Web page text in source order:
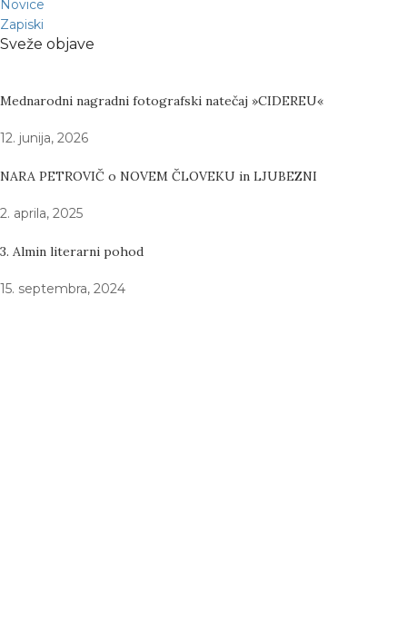
Novice
Zapiski
Sveže objave
Mednarodni nagradni fotografski natečaj »CIDEREU«
12. junija, 2026
NARA PETROVIČ o NOVEM ČLOVEKU in LJUBEZNI
2. aprila, 2025
3. Almin literarni pohod
15. septembra, 2024